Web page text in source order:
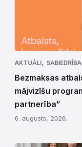
AKTUĀLI, SABIEDRĪBA
Bezmaksas
mājvizīšu
partnerība”
6. augusts, 2026.